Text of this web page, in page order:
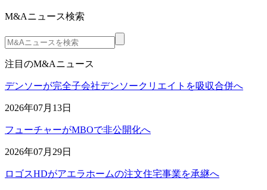
M&Aニュース検索
注目のM&Aニュース
デンソーが完全子会社デンソークリエイトを吸収合併へ
2026年07月13日
フューチャーがMBOで非公開化へ
2026年07月29日
ロゴスHDがアエラホームの注文住宅事業を承継へ